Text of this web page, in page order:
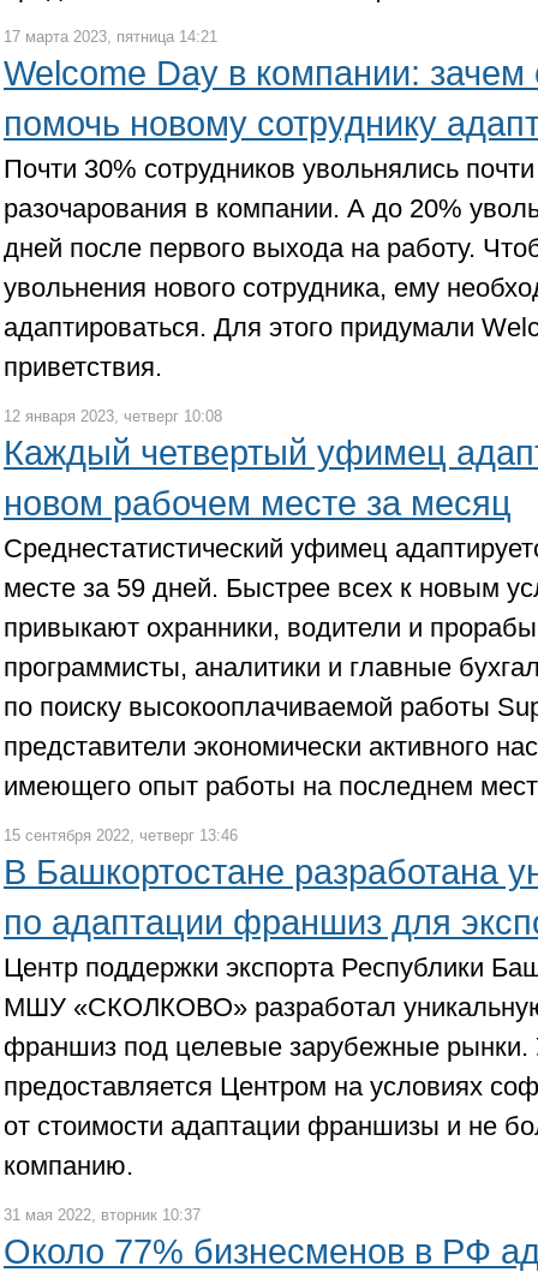
17 марта 2023, пятница 14:21
Welcome Day в компании: зачем
помочь новому сотруднику
Почти 30% сотрудников увольнялись почти
разочарования в компании. А до 20%
дней после первого выхода на работу.
увольнения нового сотрудника, ему
адаптироваться. Для этого придумали
приветствия.
12 января 2023, четверг 10:08
Каждый четвертый уфимец
новом рабочем месте за месяц
Среднестатистический уфимец
месте за 59 дней. Быстрее всех к новым
привыкают охранники, водители и
программисты, аналитики и главные
по поиску высокооплачиваемой работы
представители экономически активного
имеющего опыт работы на последнем
15 сентября 2022, четверг 13:46
В Башкортостане разработана
по адаптации франшиз для
Центр поддержки экспорта Республики
МШУ «СКОЛКОВО» разработал
франшиз под целевые зарубежные рынки.
предоставляется Центром на условиях
от стоимости адаптации франшизы и не
компанию.
31 мая 2022, вторник 10:37
Около 77% бизнесменов в РФ